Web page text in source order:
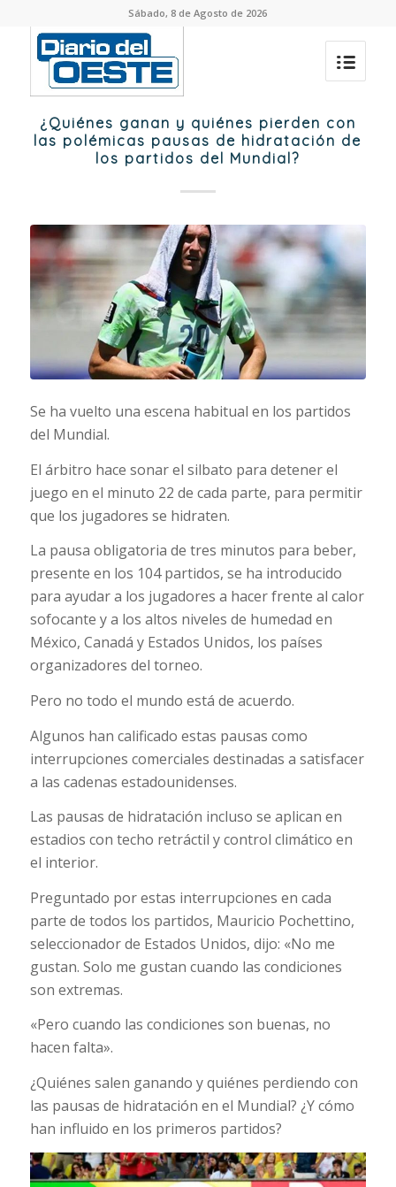
Sábado, 8 de Agosto de 2026
¿Quiénes ganan y quiénes pierden con
las polémicas pausas de hidratación de
los partidos del Mundial?
Se ha vuelto una escena habitual en los partidos
del Mundial.
El árbitro hace sonar el silbato para detener el
juego en el minuto 22 de cada parte, para permitir
que los jugadores se hidraten.
La pausa obligatoria de tres minutos para beber,
presente en los 104 partidos, se ha introducido
para ayudar a los jugadores a hacer frente al calor
sofocante y a los altos niveles de humedad en
México, Canadá y Estados Unidos, los países
organizadores del torneo.
Pero no todo el mundo está de acuerdo.
Algunos han calificado estas pausas como
interrupciones comerciales destinadas a satisfacer
a las cadenas estadounidenses.
Las pausas de hidratación incluso se aplican en
estadios con techo retráctil y control climático en
el interior.
Preguntado por estas interrupciones en cada
parte de todos los partidos, Mauricio Pochettino,
seleccionador de Estados Unidos, dijo: «No me
gustan. Solo me gustan cuando las condiciones
son extremas.
«Pero cuando las condiciones son buenas, no
hacen falta».
¿Quiénes salen ganando y quiénes perdiendo con
las pausas de hidratación en el Mundial? ¿Y cómo
han influido en los primeros partidos?